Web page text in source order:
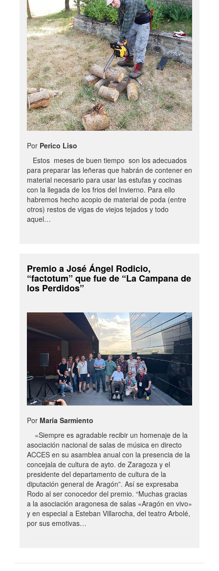
Por Perico Liso
Estos meses de buen tiempo son los adecuados
para preparar las leñeras que habrán de contener en
material necesario para usar las estufas y cocinas
con la llegada de los frios del Invierno. Para ello
habremos hecho acopio de material de poda (entre
otros) restos de vigas de viejos tejados y todo
aquel…
Premio a José Ángel Rodicio,
“factotum” que fue de “La Campana de
los Perdidos”
Por María Sarmiento
«Siempre es agradable recibir un homenaje de la
asociación nacional de salas de música en directo
ACCES en su asamblea anual con la presencia de la
concejala de cultura de ayto. de Zaragoza y el
presidente del departamento de cultura de la
diputación general de Aragón”. Así se expresaba
Rodo al ser conocedor del premio. “Muchas gracias
a la asociación aragonesa de salas «Aragón en vivo»
y en especial a Esteban Villarocha, del teatro Arbolé,
por sus emotivas…